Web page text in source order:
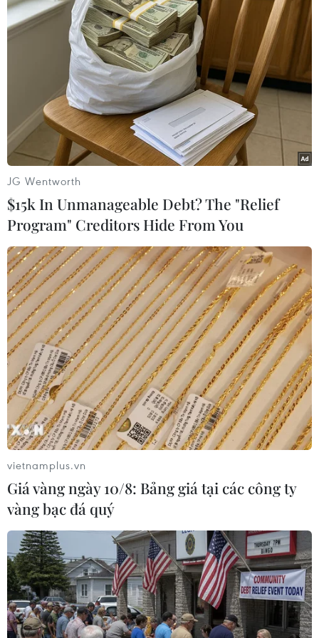
điều được coi là "vũ khí hạt nhân tài chính" vì những
thiệt hại mà nó sẽ gây ra cho Nga và đối tác.
Tổng thống Putin đặt lực lượng răn đe
trong trạng thái báo động cao
27/02/2022 14:30
Tổng thống Nga Vladimir Putin đã ra lệnh đặt các lực
lượng răn đe trong trạng thái chiến đấu đặc biệt, trước
những bước đi “không thiện chí” của phương Tây nhằm
vào Moskva.
JG Wentworth
$15k In Unmanageable Debt? The "Relief
Program" Creditors Hide From You
vietnamplus.vn
Giá vàng ngày 10/8: Bảng giá tại các công ty
vàng bạc đá quý